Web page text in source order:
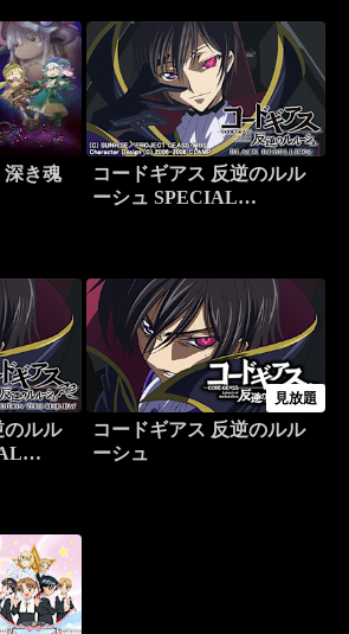
深き魂
コードギアス 反逆のルル
ーシュ SPECIAL
のルル
見放題
コードギアス 反逆のルル
ーシュ